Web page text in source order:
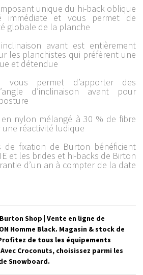
unique du hi-back oblique
immédiate et vous permet de
globale de la planche
avant est entièrement
les planchistes qui préfèrent une
et détendue
vous permet d’apporter des
d’inclinaison avant pour
nylon mélangé à 30 % de fibre
réactivité ludique
de fixation de Burton bénéficient
et les brides et hi-backs de Birton
d’un an à compter de la date
Shop | Vente en ligne de
Homme Black. Magasin & stock de
de tous les équipements
Croconuts, choisissez parmi les
Snowboard.